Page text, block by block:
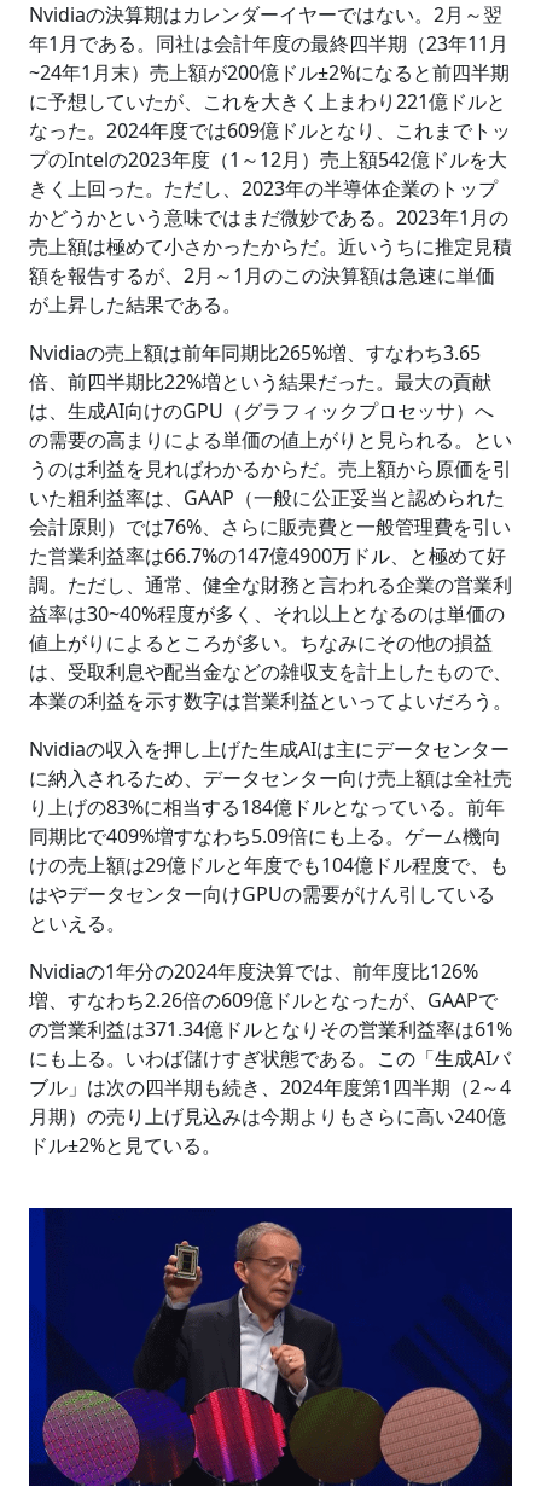
Nvidiaの決算期はカレンダーイヤーではない。2月～翌
年1月である。同社は会計年度の最終四半期（23年11月
~24年1月末）売上額が200億ドル±2%になると前四半期
に予想していたが、これを大きく上まわり221億ドルと
なった。2024年度では609億ドルとなり、これまでトッ
プのIntelの2023年度（1～12月）売上額542億ドルを大
きく上回った。ただし、2023年の半導体企業のトップ
かどうかという意味ではまだ微妙である。2023年1月の
売上額は極めて小さかったからだ。近いうちに推定見積
額を報告するが、2月～1月のこの決算額は急速に単価
が上昇した結果である。
Nvidiaの売上額は前年同期比265%増、すなわち3.65
倍、前四半期比22%増という結果だった。最大の貢献
は、生成AI向けのGPU（グラフィックプロセッサ）へ
の需要の高まりによる単価の値上がりと見られる。とい
うのは利益を見ればわかるからだ。売上額から原価を引
いた粗利益率は、GAAP（一般に公正妥当と認められた
会計原則）では76%、さらに販売費と一般管理費を引い
た営業利益率は66.7%の147億4900万ドル、と極めて好
調。ただし、通常、健全な財務と言われる企業の営業利
益率は30~40%程度が多く、それ以上となるのは単価の
値上がりによるところが多い。ちなみにその他の損益
は、受取利息や配当金などの雑収支を計上したもので、
本業の利益を示す数字は営業利益といってよいだろう。
Nvidiaの収入を押し上げた生成AIは主にデータセンター
に納入されるため、データセンター向け売上額は全社売
り上げの83%に相当する184億ドルとなっている。前年
同期比で409%増すなわち5.09倍にも上る。ゲーム機向
けの売上額は29億ドルと年度でも104億ドル程度で、も
はやデータセンター向けGPUの需要がけん引している
といえる。
Nvidiaの1年分の2024年度決算では、前年度比126%
増、すなわち2.26倍の609億ドルとなったが、GAAPで
の営業利益は371.34億ドルとなりその営業利益率は61%
にも上る。いわば儲けすぎ状態である。この「生成AIバ
ブル」は次の四半期も続き、2024年度第1四半期（2～4
月期）の売り上げ見込みは今期よりもさらに高い240億
ドル±2%と見ている。